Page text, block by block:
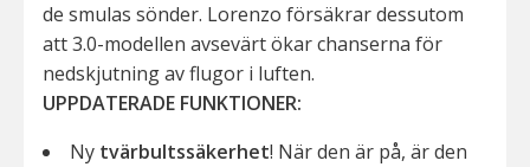
de smulas sönder. Lorenzo försäkrar dessutom
att 3.0-modellen avsevärt ökar chanserna för
nedskjutning av flugor i luften.
UPPDATERADE FUNKTIONER:
Ny tvärbultssäkerhet! När den är på, är den